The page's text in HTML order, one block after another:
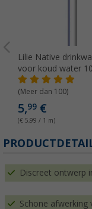
Lilie Native
voor koud water
(per meter)
(Meer dan 100)
5,99 €
(€ 5,99 / 1 m)
Discreet ontwerp
Schone afwerking